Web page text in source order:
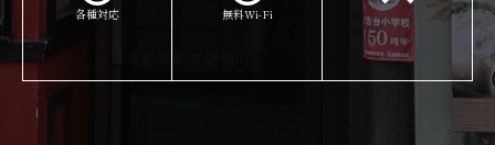
各種対応​​​​​​​ 無料Wi-Fi​​​​​​​